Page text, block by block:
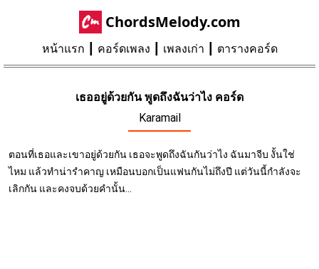
ChordsMelody.com
หน้าแรก คอร์ดเพลง เพลงเก่า ตารางคอร์ด
เธออยู่ด้วยกัน พูดถึงฉันว่าไง คอร์ด
Karamail
ตอนที่เธอและเขาอยู่ด้วยกัน เธอจะพูดถึงฉันกันว่าไง ฉันมาจีบ งั้นใช่
ไหม แล้วทำน่ารำคาญ เหมือนบอกเป็นแฟนกันไม่ถึงปี แต่วันนี้กำลังจะ
เลิกกัน และคงจบด้วยคำนั้น...